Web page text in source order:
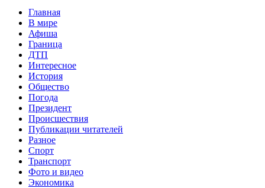
Главная
В мире
Афиша
Граница
ДТП
Интересное
История
Общество
Погода
Президент
Происшествия
Публикации читателей
Разное
Спорт
Транспорт
Фото и видео
Экономика